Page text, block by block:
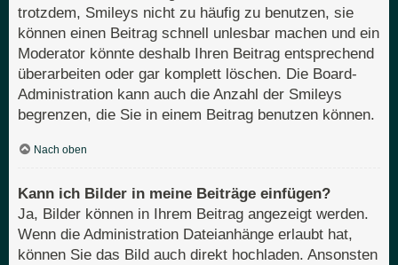
trotzdem, Smileys nicht zu häufig zu benutzen, sie
können einen Beitrag schnell unlesbar machen und ein
Moderator könnte deshalb Ihren Beitrag entsprechend
überarbeiten oder gar komplett löschen. Die Board-
Administration kann auch die Anzahl der Smileys
begrenzen, die Sie in einem Beitrag benutzen können.
Nach oben
Kann ich Bilder in meine Beiträge einfügen?
Ja, Bilder können in Ihrem Beitrag angezeigt werden.
Wenn die Administration Dateianhänge erlaubt hat,
können Sie das Bild auch direkt hochladen. Ansonsten